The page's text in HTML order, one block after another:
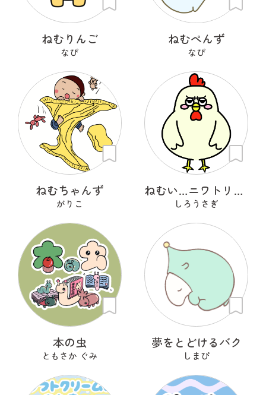
ねむりんご
なぴ
ねむぺんず
なぴ
ねむちゃんず
がりこ
ねむい…ニワトリさん
しろうさぎ
本の虫
ともさか ぐみ
夢をとどけるバク
しまぴ